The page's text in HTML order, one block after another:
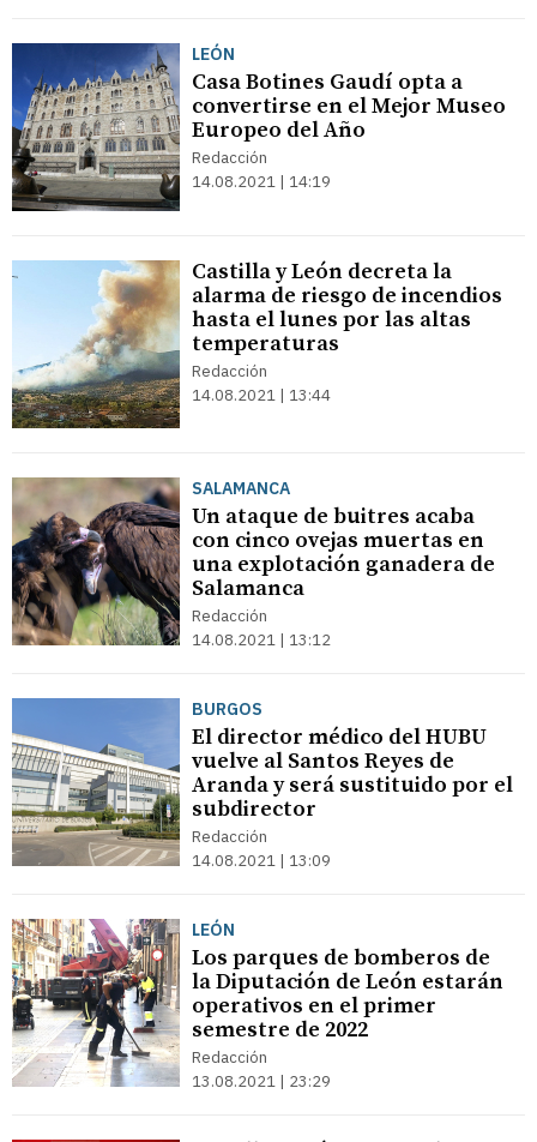
LEÓN
Casa Botines Gaudí opta a
convertirse en el Mejor Museo
Europeo del Año
Redacción
14.08.2021 | 14:19
Castilla y León decreta la
alarma de riesgo de incendios
hasta el lunes por las altas
temperaturas
Redacción
14.08.2021 | 13:44
SALAMANCA
Un ataque de buitres acaba
con cinco ovejas muertas en
una explotación ganadera de
Salamanca
Redacción
14.08.2021 | 13:12
BURGOS
El director médico del HUBU
vuelve al Santos Reyes de
Aranda y será sustituido por el
subdirector
Redacción
14.08.2021 | 13:09
LEÓN
Los parques de bomberos de
la Diputación de León estarán
operativos en el primer
semestre de 2022
Redacción
13.08.2021 | 23:29